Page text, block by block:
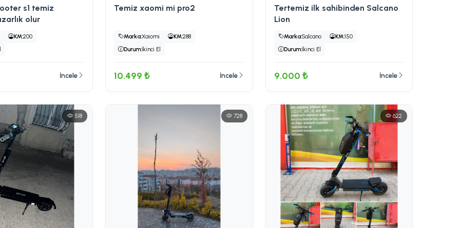
s1 temiz
olur
KM:200
İncele
Temiz xaomi mi pro2
Marka:Xaiomi KM:288
Durum:İkinci El
10.499 ₺ İncele
Tertemiz ilk sahibinden Salcano
Lion
Marka:Salcano KM:150
Durum:İkinci El
9.000 ₺ İncele
518 728 622